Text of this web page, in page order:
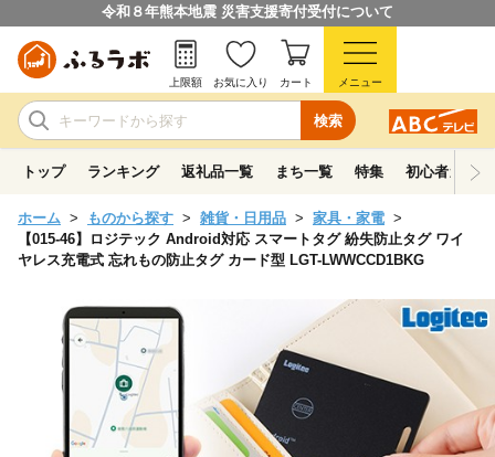
令和８年熊本地震 災害支援寄付受付について
検索
上限額 お気に入り カート メニュー
トップ ランキング 返礼品一覧 まち一覧 特集 初心者ガイド
ホーム ものから探す 雑貨・日用品
家具・家電
【015-46】ロジテック Android対応 スマートタグ 紛失防止タグ ワイ
ヤレス充電式 忘れもの防止タグ カード型 LGT-LWWCCD1BKG